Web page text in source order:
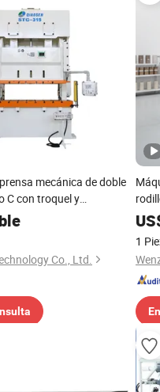
mecánica de doble
C con troquel y
y máquina
Co., Ltd.
1